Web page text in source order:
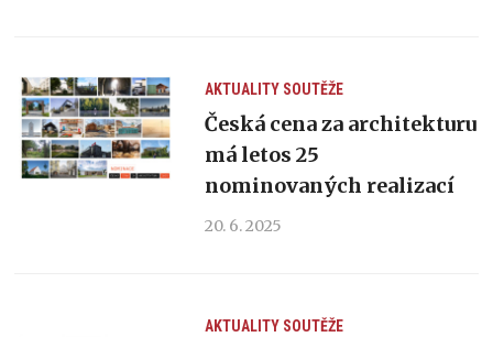
AKTUALITY SOUTĚŽE
Česká cena za architekturu
má letos 25
nominovaných realizací
20. 6. 2025
AKTUALITY SOUTĚŽE